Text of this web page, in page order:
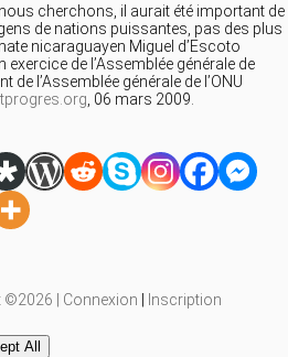
cherchons, il aurait été important de
de nations puissantes, pas des plus
nicaraguayen Miguel d’Escoto
de l’Assemblée générale de
de l’Assemblée générale de l’ONU
, 06 mars 2009.
©2026 | Connexion Inscription
All